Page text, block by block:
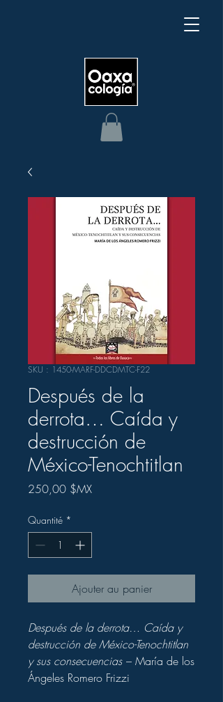
SKU : 1450-MARF-DDCDMTC-F22
Después de la
derrota… Caída y
destrucción de
México-Tenochtitlan
250,00 $MXPrix
Quantité *
Ajouter au panier
Después de la derrota… Caída y
destrucción de México-Tenochtitlan
y sus consecuencias – María de los
Ángeles Romero Frizzi